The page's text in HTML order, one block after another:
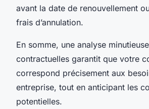
avant la date de renouvellement
frais d’annulation.
En somme, une analyse
contractuelles garantit que votre
correspond précisement aux
entreprise, tout en anticipant les
potentielles.